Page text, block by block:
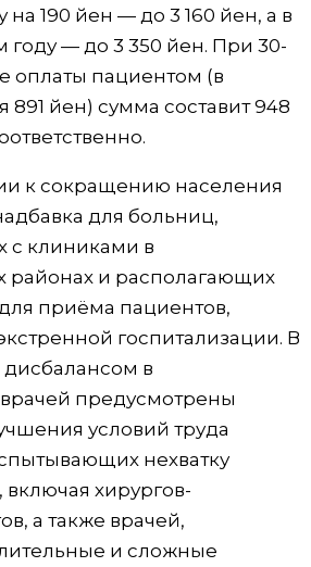
190 йен — до 3 160 йен, а в
году — до 3 350 йен. При 30-
оплаты пациентом (в
891 йен) сумма составит 948
к сокращению населения
для больниц,
с клиниками в
районах и располагающих
приёма пациентов,
госпитализации. В
в
предусмотрены
условий труда
нехватку
хирургов-
а также врачей,
и сложные